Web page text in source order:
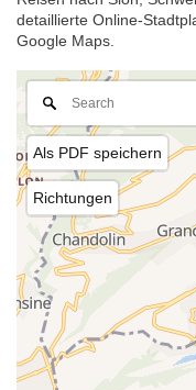
detaillierte Online-
Google Maps.
Als PDF speichern
Richtungen